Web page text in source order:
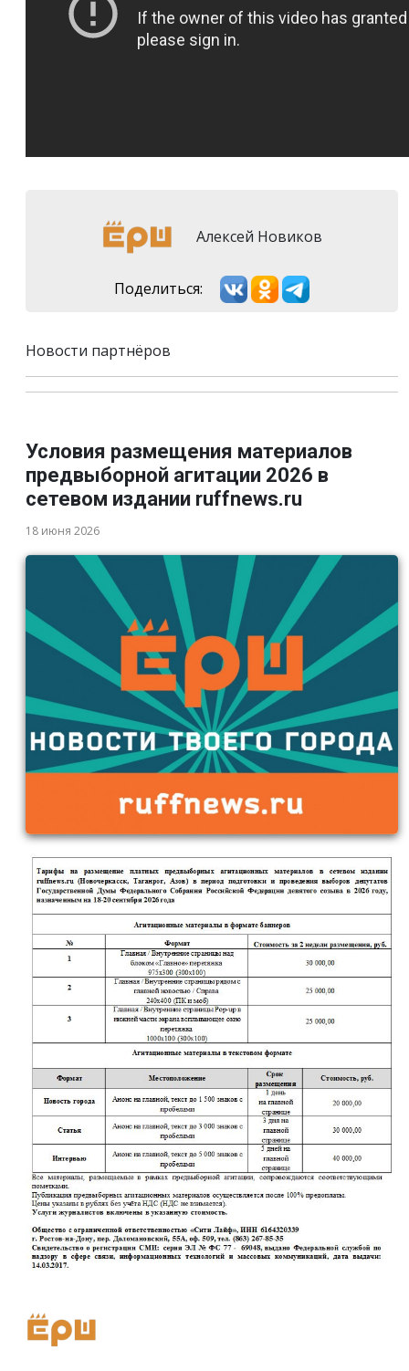
Алексей Новиков
Поделиться:
Новости партнёров
Условия размещения материалов
предвыборной агитации 2026 в
сетевом издании ruffnews.ru
18 июня 2026